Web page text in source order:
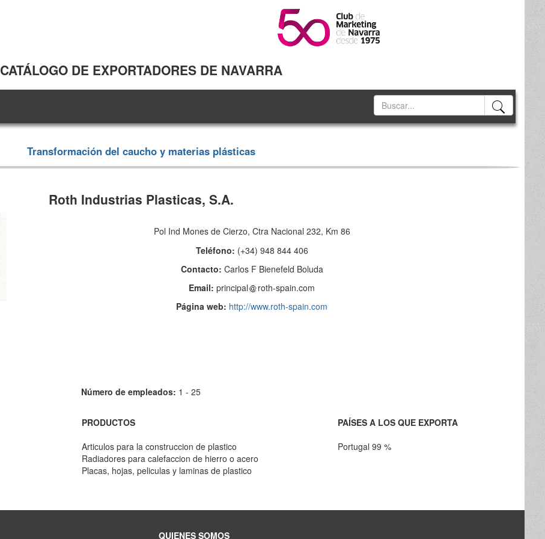
CATÁLOGO DE EXPORTADORES DE NAVARRA
Transformación del caucho y materias plásticas
Roth Industrias Plasticas, S.A.
Pol Ind Mones de Cierzo, Ctra Nacional 232, Km 86
Teléfono: (+34) 948 844 406
Contacto: Carlos F Bienefeld Boluda
Email:principal
roth-spain.com
Página web: http://www.roth-spain.com
Número de empleados: 1 - 25
PRODUCTOS
Articulos para la construccion de plastico
Radiadores para calefaccion de hierro o acero
Placas, hojas, peliculas y laminas de plastico
PAÍSES A LOS QUE EXPORTA
Portugal 99 %
QUIENES SOMOS